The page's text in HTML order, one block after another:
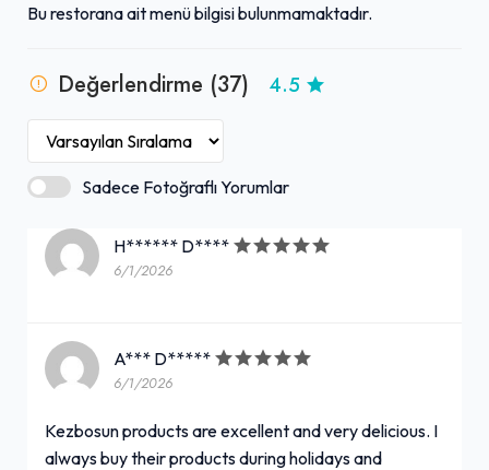
Bu restorana ait menü bilgisi bulunmamaktadır.
Değerlendirme (37) 4.5
Sadece Fotoğraflı Yorumlar
H****** D****
6/1/2026
A*** D*****
6/1/2026
Kezbosun products are excellent and very delicious. I
always buy their products during holidays and